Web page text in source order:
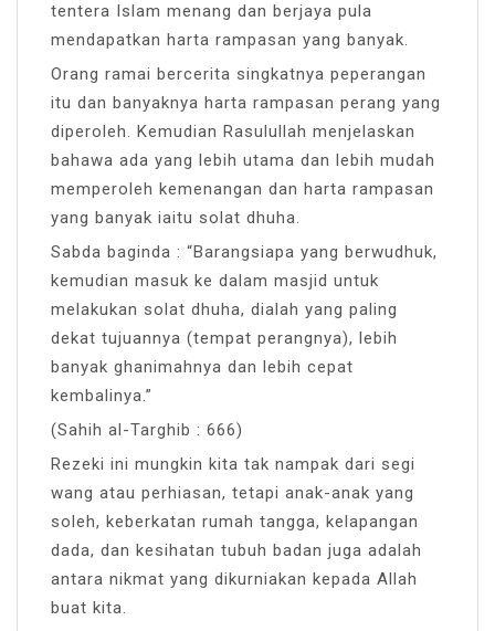
tentera Islam menang dan berjaya pula
mendapatkan harta rampasan yang banyak.
Orang ramai bercerita singkatnya peperangan
itu dan banyaknya harta rampasan perang yang
diperoleh. Kemudian Rasulullah menjelaskan
bahawa ada yang lebih utama dan lebih mudah
memperoleh kemenangan dan harta rampasan
yang banyak iaitu solat dhuha.
Sabda baginda : “Barangsiapa yang berwudhuk,
kemudian masuk ke dalam masjid untuk
melakukan solat dhuha, dialah yang paling
dekat tujuannya (tempat perangnya), lebih
banyak ghanimahnya dan lebih cepat
kembalinya.”
(Sahih al-Targhib : 666)
Rezeki ini mungkin kita tak nampak dari segi
wang atau perhiasan, tetapi anak-anak yang
soleh, keberkatan rumah tangga, kelapangan
dada, dan kesihatan tubuh badan juga adalah
antara nikmat yang dikurniakan kepada Allah
buat kita.